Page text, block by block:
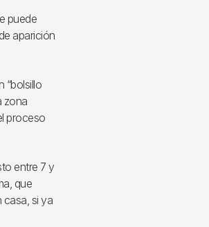
puede
aparición
“bolsillo
zona
proceso
entre 7 y
que
casa, si ya